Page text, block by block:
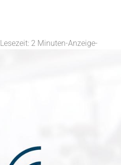
Lesezeit: 2 Minuten-Anzeige-